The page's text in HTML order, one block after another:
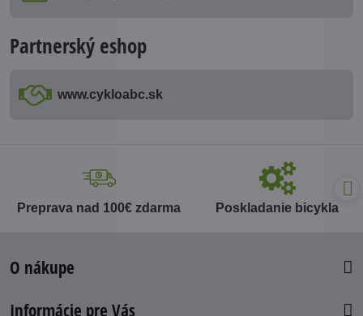
Partnerský eshop
www​.cykloabc​.sk
Preprava nad 100€ zdarma Poskladanie bicykla
O nákupe
Informácie pre Vás